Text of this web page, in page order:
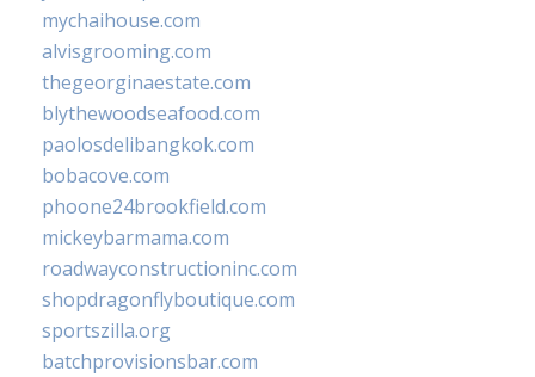
mychaihouse.com
alvisgrooming.com
thegeorginaestate.com
blythewoodseafood.com
paolosdelibangkok.com
bobacove.com
phoone24brookfield.com
mickeybarmama.com
roadwayconstructioninc.com
shopdragonflyboutique.com
sportszilla.org
batchprovisionsbar.com